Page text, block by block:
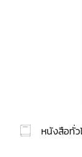
หนังสือทั่ว